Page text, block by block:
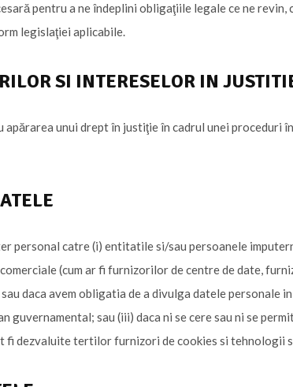
pentru a ne îndeplini obligaţiile legale ce ne
legislaţiei aplicabile.
SI INTERESELOR IN
unui drept în justiţie în cadrul unei
personal catre (i) entitatile si/sau persoanele
(cum ar fi furnizorilor de centre de date,
daca avem obligatia de a divulga datele
guvernamental; sau (iii) daca ni se cere sau ni se
fi dezvaluite tertilor furnizori de cookies si tehnologii